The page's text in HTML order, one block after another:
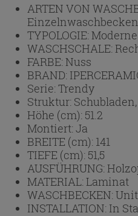
ARTEN VON
Einzelnwaschbecken
TYPOLOGIE:
WASCHSCHALE:
FARBE:Nuss
BRAND:
Serie:Trendy
Struktur:
Höhe (cm): 51.2
Montiert:Ja
BREITE (cm): 141
TIEFE (cm): 51,5
AUSFÜHRUNG:
MATERIAL:Laminat
WASCHBECKEN:
INSTALLATION: In